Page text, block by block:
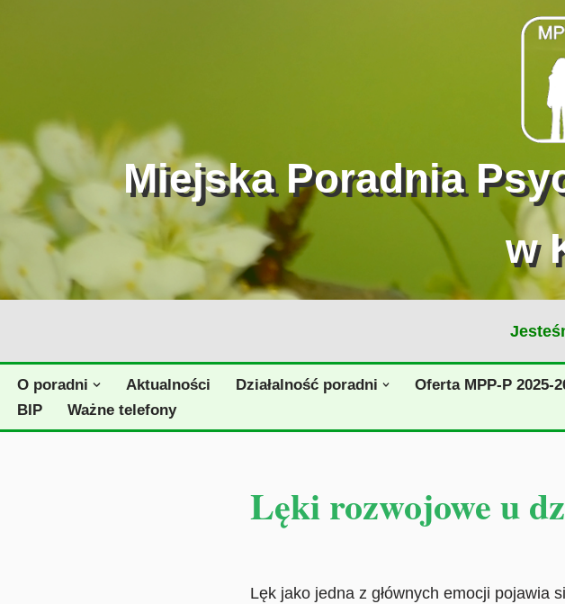
Miejska Poradnia
w
O poradni Aktualności Działalność poradni Oferta MPP-P 2025-
BIP
Ważne telefony
Lęki rozwojowe u
Lęk jako jedna z głównych emocji pojawia